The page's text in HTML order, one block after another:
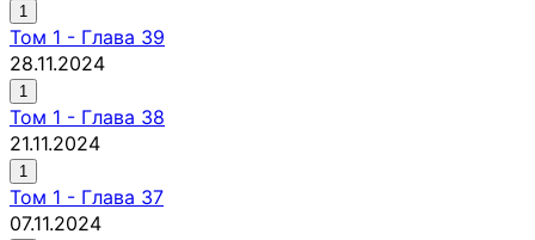
1
Том 1 - Глава 39
28.11.2024
1
Том 1 - Глава 38
21.11.2024
1
Том 1 - Глава 37
07.11.2024